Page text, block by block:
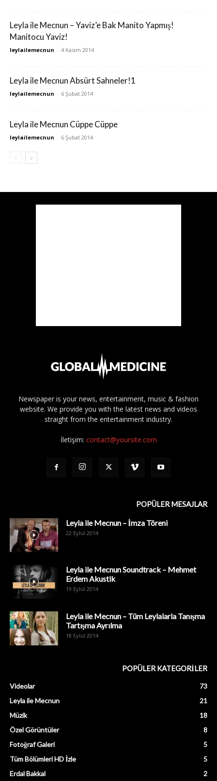
Leyla ile Mecnun – Yaviz’e Bak Manito Yapmış!
Manitocu Yaviz!
leylailemecnun - 4 Kasım 2014
Leyla ile Mecnun Absürt Sahneler!1
leylailemecnun - 6 Şubat 2014
Leyla ile Mecnun Cüppe Cüppe
leylailemecnun - 6 Şubat 2014
Newspaper is your news, entertainment, music & fashion
website. We provide you with the latest news and videos
straight from the entertainment industry.
İletişim: contact@yoursite.com
POPÜLER MESAJLAR
Leyla ile Mecnun – İmza Töreni
22 Eylül 2014
Leyla ile Mecnun Soundtrack – Mehmet
Erdem Akustik
19 Eylül 2014
Leyla ile Mecnun – Tüm Leylalarla Tanışma
Tartışma Ayrılma
18 Eylül 2014
POPÜLER KATEGORİLER
Videolar
73
Leyla ile Mecnun
21
Müzik
18
Özel Görüntüler
8
Fotoğraf Galeri
5
Tüm Bölümleri HD İzle
5
Erdal Bakkal
2